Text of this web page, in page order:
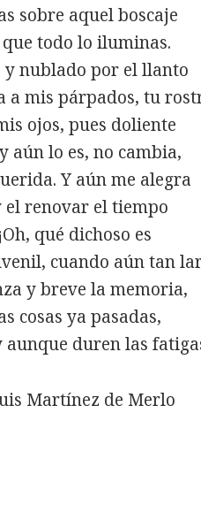
sobre aquel boscaje
todo lo iluminas.
y nublado por el llanto
a mis párpados, tu
ojos, pues doliente
aún lo es, no cambia,
Y aún me alegra
el renovar el tiempo
qué dichoso es
cuando aún tan
y breve la memoria,
cosas ya pasadas,
aunque duren las
Martínez de Merlo